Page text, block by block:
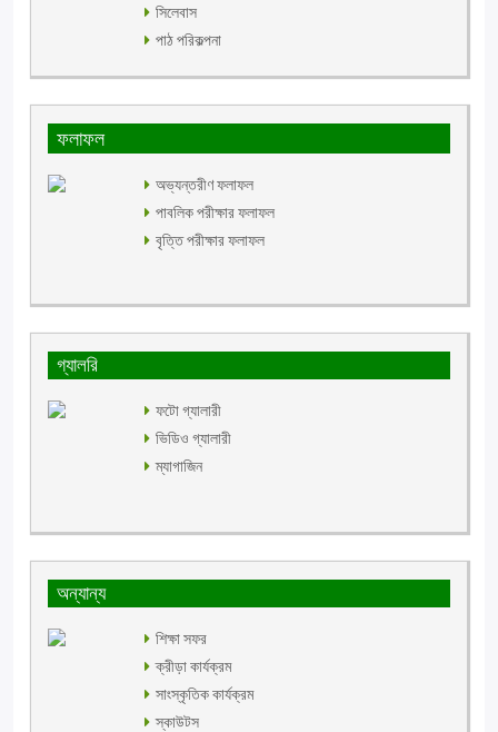
সিলেবাস
পাঠ পরিকল্পনা
ফলাফল
অভ্যন্তরীণ ফলাফল
পাবলিক পরীক্ষার ফলাফল
বৃত্তি পরীক্ষার ফলাফল
গ্যালরি
ফটো গ্যালারী
ভিডিও গ্যালারী
ম্যাগাজিন
অন্যান্য
শিক্ষা সফর
ক্রীড়া কার্যক্রম
সাংস্কৃতিক কার্যক্রম
স্কাউটস